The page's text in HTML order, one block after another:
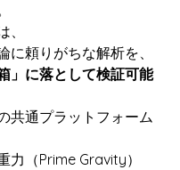
に頼りがちな解析を、
」に落として検証可能
共通プラットフォーム
力（Prime Gravity）